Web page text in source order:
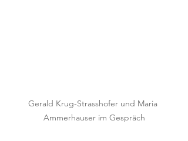
Gerald Krug-Strasshofer und Maria
Ammerhauser im Gespräch